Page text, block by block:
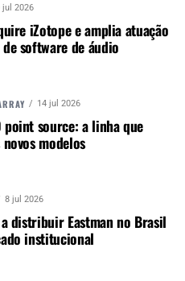
OM-320, mas com
um som
está equipado com os
de engrenagem
clássico quanto
M&M
Mercado é uma
em
jul 2026
iZotope e amplia atuação
software de áudio
14 jul 2026
point source: a linha que
modelos
8 jul 2026
distribuir Eastman no Brasil
institucional